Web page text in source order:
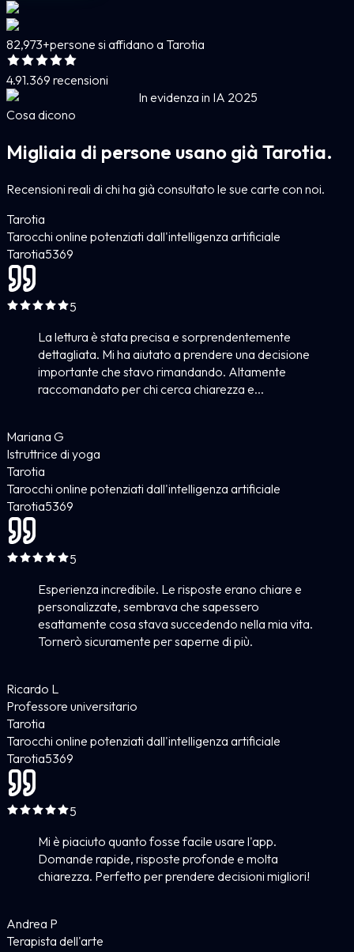
82,973+persone si affidano a Tarotia
4.91.369 recensioni
In evidenza in IA 2025
Cosa dicono
Migliaia di persone usano già Tarotia.
Recensioni reali di chi ha già consultato le sue carte con noi.
Tarotia
Tarocchi online potenziati dall'intelligenza artificiale
Tarotia5369
5
La lettura è stata precisa e sorprendentemente
dettagliata. Mi ha aiutato a prendere una decisione
importante che stavo rimandando. Altamente
raccomandato per chi cerca chiarezza e...
Mariana G
Istruttrice di yoga
Tarotia
Tarocchi online potenziati dall'intelligenza artificiale
Tarotia5369
5
Esperienza incredibile. Le risposte erano chiare e
personalizzate, sembrava che sapessero
esattamente cosa stava succedendo nella mia vita.
Tornerò sicuramente per saperne di più.
Ricardo L
Professore universitario
Tarotia
Tarocchi online potenziati dall'intelligenza artificiale
Tarotia5369
5
Mi è piaciuto quanto fosse facile usare l'app.
Domande rapide, risposte profonde e molta
chiarezza. Perfetto per prendere decisioni migliori!
Andrea P
Terapista dell'arte